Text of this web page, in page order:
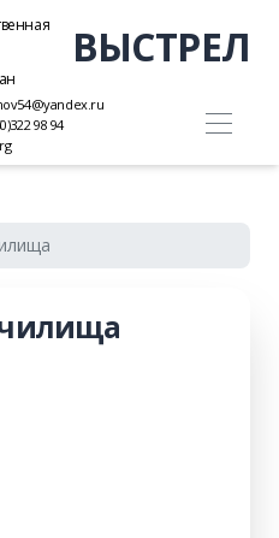
ВЫСТРЕЛ
98 94